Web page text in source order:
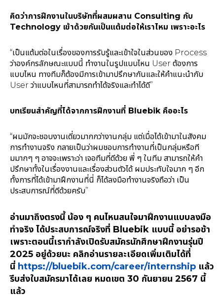
คิดว่าการฝึกงานในบริษัทที่ผสมผสาน Consulting กับ
Technology เข้าด้วยกันเป็นแต้มต่อให้เราไหม เพราะอะไร
“เป็นแต้มต่อในเรื่องของการรับรู้และเข้าใจในส่วนของ Process
ว่าองค์กรลักษณะแบบนี้ ทำงานในรูปแบบไหน User ต้องการ
แบบไหน ทางทีมก็ต้องมีการเข้ามาปรึกษากันและให้คำแนะนำกับ
User ว่าแบบไหนที่สามารถทำได้จริงและทำได้ดี”
บทเรียนสำคัญที่ได้จากการฝึกงานที่ Bluebik คืออะไร
“ผมมักจะชอบงานเดี่ยวมากกว่างานกลุ่ม แต่เมื่อได้เข้ามาในสังคม
การทำงานจริง กลายเป็นว่าผมชอบการทำงานที่เป็นกลุ่มหรือที
มมากๆ ๆ อาจจะเพราะว่า เจอทีมที่ดีด้วย พี่ ๆ ในทีม สามารถให้คำ
ปรึกษาทั้งในเรื่องงานและเรื่องส่วนตัวได้ ผมประทับใจมาก ๆ อีก
ทั้งการที่ได้เข้ามาฝึกงานที่นี่ ก็ได้ลงมือทำงานจริงถือว่า เป็น
ประสบการณ์ที่ดีด้วยครับ”
อ่านมาถึงตรงนี้ น้อง ๆ คนไหนสนใจมาฝึกงานแบบลงมือ
ทำจริง ได้ประสบการณ์จริงที่ Bluebik แบบนี้ อย่ารอช้า
เพราะตอนนี้เรากำลังเปิดรับสมัครนักศึกษาฝึกงานรุ่นปี
2025 อยู่ด้วยนะ คลิกอ่านรายละเอียดเพิ่มเติมได้ที่
นี่ https://bluebik.com/career/internship แล้ว
รีบส่งใบสมัครมาได้เลย หมดเขต 30 กันยายน 2567 นี้
แล้ว